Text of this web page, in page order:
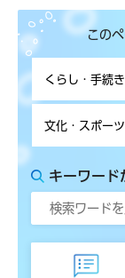
この
くらし・手続き
文化・スポーツ
キーワード